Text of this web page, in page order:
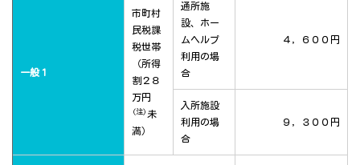
一般１
市町村
民税課
税世帯
（所得
割２８
万円
(注) 未
満）
通所施
設、ホー
ムヘルプ
利用の場
合
４，６００円
入所施設
利用の場
合
９，３００円